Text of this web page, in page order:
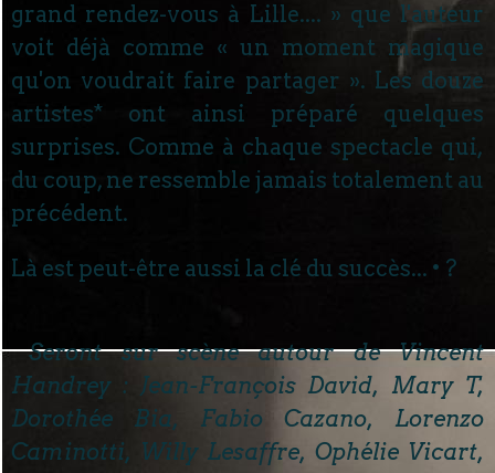
grand rendez-vous à Lille.... » que l'auteur
voit déjà comme « un moment magique
qu'on voudrait faire partager ». Les douze
artistes* ont ainsi préparé quelques
surprises. Comme à chaque spectacle qui,
du coup, ne ressemble jamais totalement au
précédent.
Là est peut-être aussi la clé du succès... • ?
Seront sur scène autour de Vincent
Handrey : Jean-François David, Mary T,
Dorothée Bia, Fabio Cazano, Lorenzo
Caminotti, Willy Lesaffre, Ophélie Vicart,